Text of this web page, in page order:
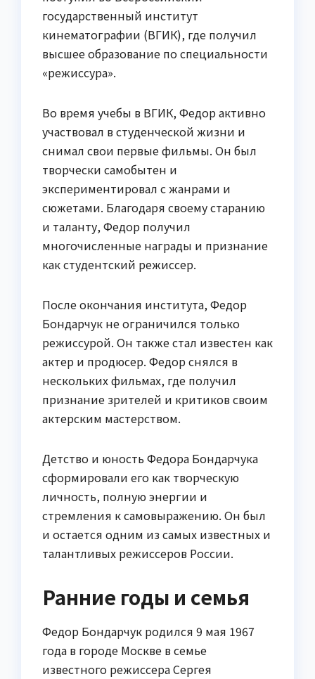
государственный институт
кинематографии (ВГИК), где получил
высшее образование по специальности
«режиссура».
Во время учебы в ВГИК, Федор активно
участвовал в студенческой жизни и
снимал свои первые фильмы. Он был
творчески самобытен и
экспериментировал с жанрами и
сюжетами. Благодаря своему старанию
и таланту, Федор получил
многочисленные награды и признание
как студентский режиссер.
После окончания института, Федор
Бондарчук не ограничился только
режиссурой. Он также стал известен как
актер и продюсер. Федор снялся в
нескольких фильмах, где получил
признание зрителей и критиков своим
актерским мастерством.
Детство и юность Федора Бондарчука
сформировали его как творческую
личность, полную энергии и
стремления к самовыражению. Он был
и остается одним из самых известных и
талантливых режиссеров России.
Ранние годы и семья
Федор Бондарчук родился 9 мая 1967
года в городе Москве в семье
известного режиссера Сергея